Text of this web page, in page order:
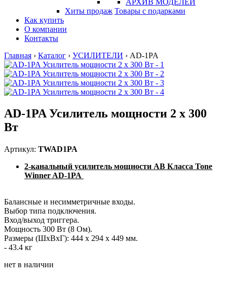
АРХИВ МОДЕЛЕЙ
Хиты продаж Товары с подарками
Как купить
О компании
Контакты
Главная › Каталог › УСИЛИТЕЛИ › AD-1PA
AD-1PA Усилитель мощности 2 х 300
Вт
Артикул: TWAD1PA
2-канальный усилитель мощности AB Класса Tone
Winner AD-1PA
Балансные и несимметричные входы.
Выбор типа подключения.
Вход/выход триггера.
Мощность 300 Вт (8 Ом).
Размеры (ШхВхГ): 444 x 294 x 449 мм.
- 43.4 кг
нет в наличии